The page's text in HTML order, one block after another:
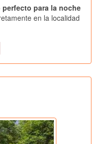
para la noche
en la localidad